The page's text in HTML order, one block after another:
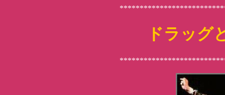
ドラッグ